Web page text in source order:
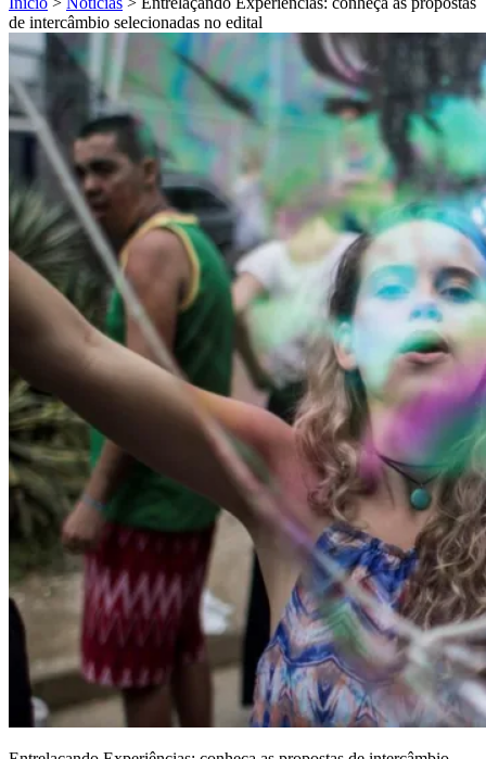
de intercâmbio selecionadas no edital